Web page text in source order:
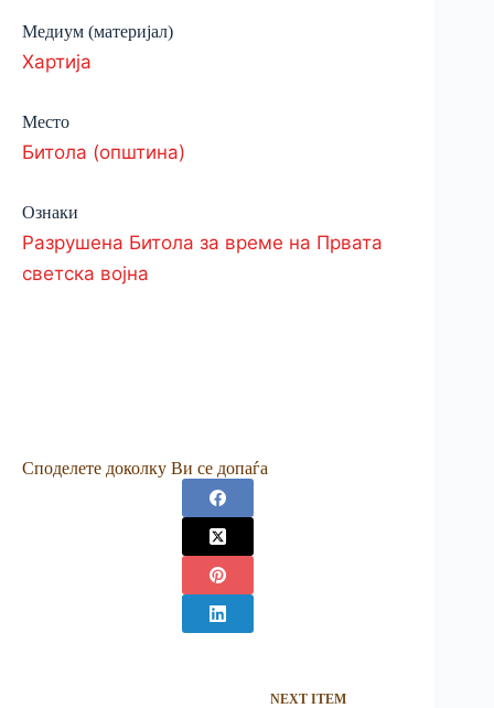
Медиум (материјал)
Хартија
Место
Битола (општина)
Ознаки
Разрушена Битола за време на Првата
светска војна
Споделете доколку Ви се допаѓа
NEXT ITEM